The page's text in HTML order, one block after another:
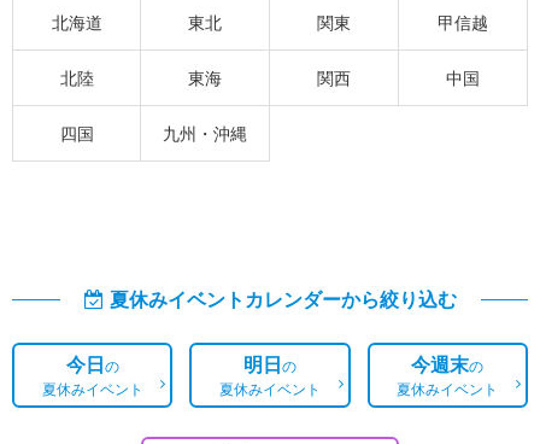
北海道 東北 関東 甲信越
北陸 東海 関西 中国
四国 九州・沖縄
夏休みイベントカレンダーから絞り込む
今日の
夏休みイベント
明日の
夏休みイベント
今週末の
夏休みイベント